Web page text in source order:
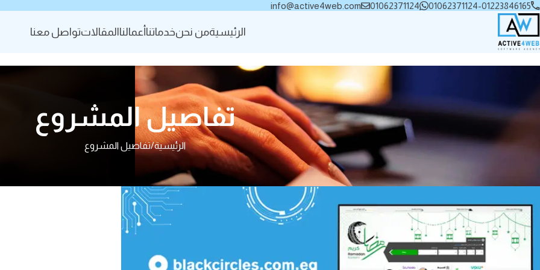
01062371124-01223846165
01062371124
info@active4web.com
الرئيسيةمن نحنخدماتنا أعمالناالمقالاتتواصل معنا
تفاصيل المشروع
الرئيسية/تفاصيل المشروع